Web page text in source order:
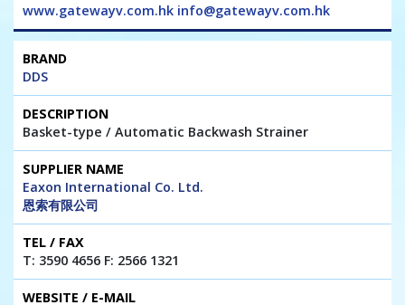
www.gatewayv.com.hk info@gatewayv.com.hk
DDS
Basket-type / Automatic Backwash Strainer
Eaxon International Co. Ltd.
恩索有限公司
T: 3590 4656 F: 2566 1321